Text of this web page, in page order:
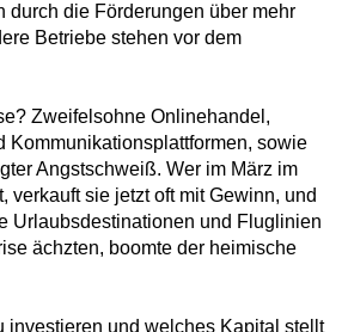
durch die Förderungen über mehr
Betriebe stehen vor dem
Zweifelsohne Onlinehandel,
Kommunikationsplattformen, sowie
Angstschweiß. Wer im März im
verkauft sie jetzt oft mit Gewinn, und
Urlaubsdestinationen und Fluglinien
ächzten, boomte der heimische
investieren und welches Kapital stellt